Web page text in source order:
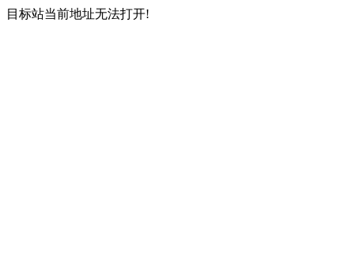
目标站当前地址无法打开!